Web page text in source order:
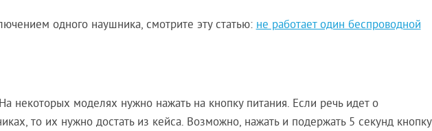
одного наушника, смотрите эту статью:не работает один беспроводной
некоторых моделях нужно нажать на кнопку питания. Если речь идет о
то их нужно достать из кейса. Возможно, нажать и подержать 5 секунд кнопку